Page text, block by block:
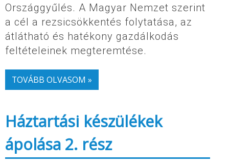
Országgyűlés. A Magyar Nemzet szerint
a cél a rezsicsökkentés folytatása, az
átlátható és hatékony gazdálkodás
feltételeinek megteremtése.
TOVÁBB OLVASOM »
Háztartási készülékek
ápolása 2. rész